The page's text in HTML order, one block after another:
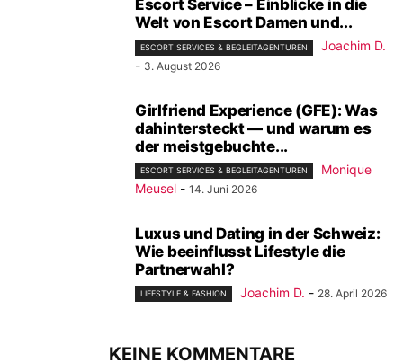
Escort Service – Einblicke in die
Welt von Escort Damen und...
ESCORT SERVICES & BEGLEITAGENTUREN
Joachim D.
- 3. August 2026
Girlfriend Experience (GFE): Was
dahintersteckt — und warum es
der meistgebuchte...
ESCORT SERVICES & BEGLEITAGENTUREN
Monique
Meusel - 14. Juni 2026
Luxus und Dating in der Schweiz:
Wie beeinflusst Lifestyle die
Partnerwahl?
LIFESTYLE & FASHION Joachim D. - 28. April 2026
KEINE KOMMENTARE